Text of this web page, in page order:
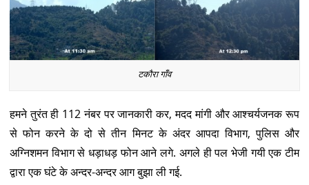
टकौरा गाँव
हमने तुरंत ही 112 नंबर पर जानकारी कर, मदद मांगी और आश्चर्यजनक रूप
से फोन करने के दो से तीन मिनट के अंदर आपदा विभाग, पुलिस और
अग्निशमन विभाग से धड़ाधड़ फोन आने लगे. अगले ही पल भेजी गयी एक टीम
द्वारा एक घंटे के अन्दर-अन्दर आग बुझा ली गई.